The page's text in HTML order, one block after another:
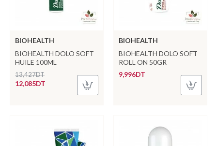
BIOHEALTH
BIOHEALTH DOLO SOFT
HUILE 100ML
12,085DT
13,427DT
BIOHEALTH
BIOHEALTH DOLO SOFT
ROLL ON 50GR
9,996DT